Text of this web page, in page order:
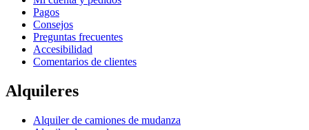
Pagos
Consejos
Preguntas frecuentes
Accesibilidad
Comentarios de clientes
Alquileres
Alquiler de camiones de mudanza